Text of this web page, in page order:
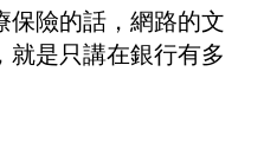
保險的話，網路的文
就是只講在銀行有多